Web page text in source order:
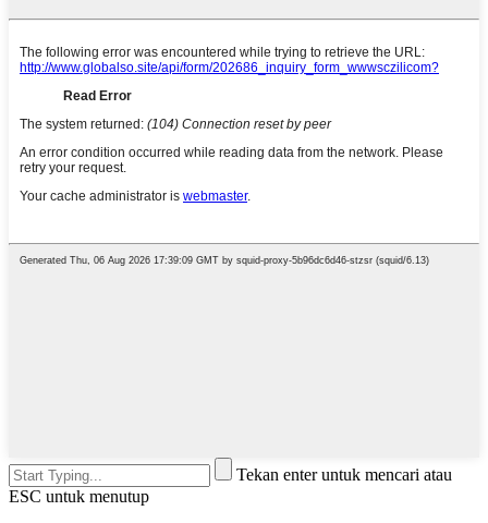
Tekan enter untuk mencari atau
ESC untuk menutup